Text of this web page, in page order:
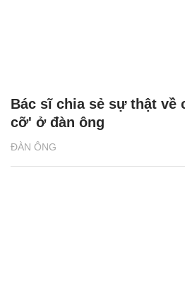
ĐÀN ÔNG
Bác sĩ chia sẻ sự thật về
cỡ' ở đàn ông